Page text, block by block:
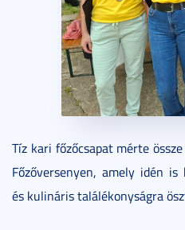
Tíz kari főzőcsapat mérte
Főzőversenyen, amely idén
és kulináris találékonyságra